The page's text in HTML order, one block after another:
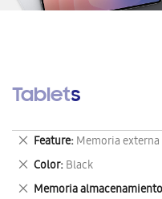
Tablets
Feature Memoria
Eliminar
este
artículo
Color Black
Eliminar
este
Memoria almacenamiento
Eliminar